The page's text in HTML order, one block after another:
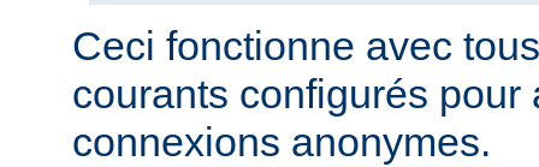
Ceci fonctionne avec
courants configurés pour
connexions anonymes.